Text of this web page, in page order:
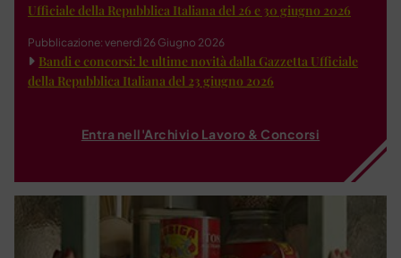
Ufficiale della Repubblica Italiana del 26 e 30 giugno 2026
Pubblicazione: venerdì 26 Giugno 2026
Bandi e concorsi: le ultime novità dalla Gazzetta Ufficiale
della Repubblica Italiana del 23 giugno 2026
Entra nell'Archivio Lavoro & Concorsi